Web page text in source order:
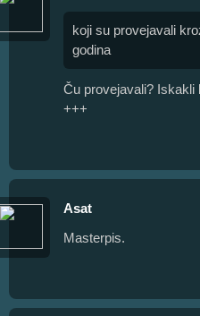
koji su provejavali
godina
Ču provejavali? Iskakli
+++
Asat
Masterpis.